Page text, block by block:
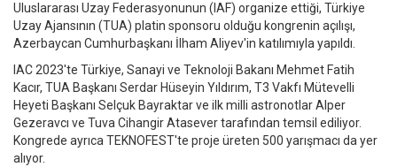
Uluslararası Uzay Federasyonunun (IAF) organize ettiği, Türkiye
Uzay Ajansının (TUA) platin sponsoru olduğu kongrenin açılışı,
Azerbaycan Cumhurbaşkanı İlham Aliyev'in katılımıyla yapıldı.
IAC 2023'te Türkiye, Sanayi ve Teknoloji Bakanı Mehmet Fatih
Kacır, TUA Başkanı Serdar Hüseyin Yıldırım, T3 Vakfı Mütevelli
Heyeti Başkanı Selçuk Bayraktar ve ilk milli astronotlar Alper
Gezeravcı ve Tuva Cihangir Atasever tarafından temsil ediliyor.
Kongrede ayrıca TEKNOFEST'te proje üreten 500 yarışmacı da yer
alıyor.